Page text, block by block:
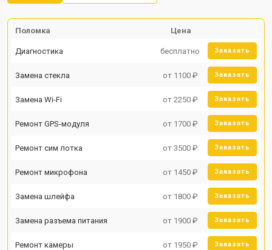
Поломка Цена
Диагностика бесплатно Заказать
Замена стекла от 1100 ₽ Заказать
Замена Wi-Fi от 2250 ₽ Заказать
Ремонт GPS-модуля от 1700 ₽ Заказать
Ремонт сим лотка от 3500 ₽ Заказать
Ремонт микрофона от 1450 ₽ Заказать
Замена шлейфа от 1800 ₽ Заказать
Замена разъема питания от 1900 ₽ Заказать
Ремонт камеры от 1950 ₽ Заказать